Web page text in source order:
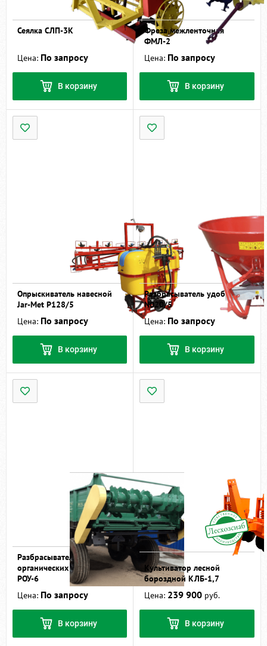
Сеялка СЛП-3К
Цена: По запросу
В корзину
Фреза межленточная
ФМЛ-2
Цена: По запросу
В корзину
Опрыскиватель навесной
Jar-Met Р128/5
Цена: По запросу
В корзину
Разбрасыватель удобрений
N020/5
Цена: По запросу
В корзину
Разбрасыватель
органических удобрений
РОУ-6
Цена: По запросу
В корзину
Культиватор лесной
бороздной КЛБ-1,7
Цена: 239 900 руб.
В корзину